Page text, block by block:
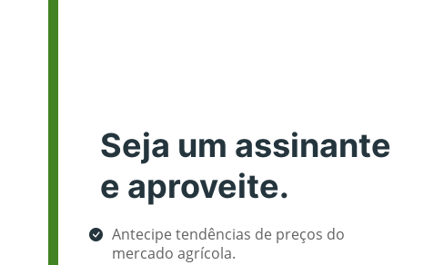
Seja um assinante
e aproveite.
Antecipe tendências de preços do
mercado agrícola.